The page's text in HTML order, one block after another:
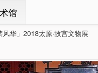
馆
风华」2018太原·故宫文物展